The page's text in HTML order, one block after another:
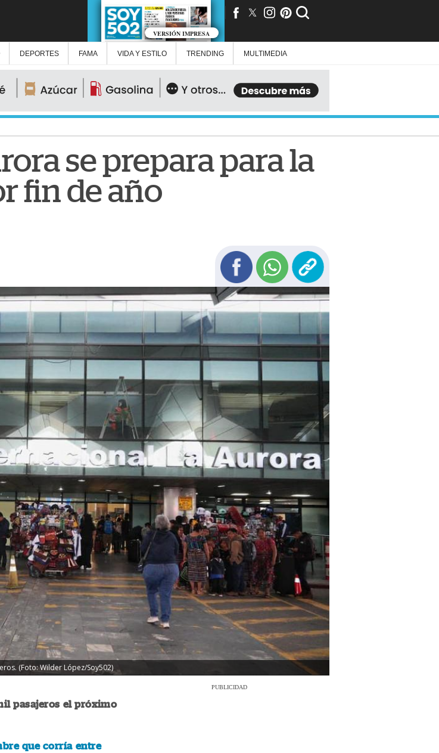
VERSIÓN IMPRESA
DEPORTES FAMA VIDA Y ESTILO TRENDING MULTIMEDIA
se prepara para la
fin de año
(Foto: Wilder López/Soy502)
pasajeros el próximo
que corría entre
PUBLICIDAD